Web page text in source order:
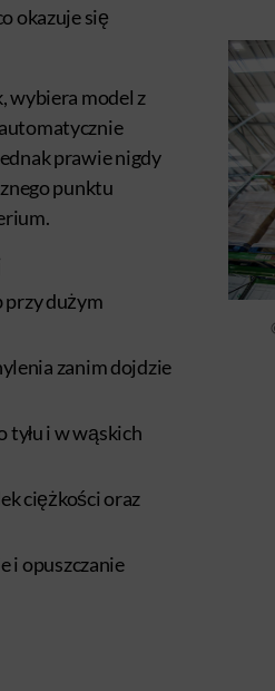
okazuje się
wybiera model z
prawie nigdy
punktu
przy dużym
zanim dojdzie
tyłu i w wąskich
ciężkości oraz
i opuszczanie